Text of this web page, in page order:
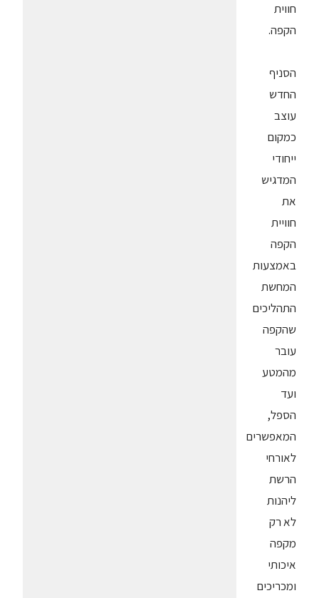
חווית
הקפה.
הסניף
החדש
עוצב
כמקום
ייחודי
המדגיש
את
חוויית
הקפה
באמצעות
המחשת
התהליכים
שהקפה
עובר
מהמטע
ועד
הספל,
המאפשרים
לאורחי
הרשת
ליהנות
לא רק
מקפה
איכותי
ומכריכים